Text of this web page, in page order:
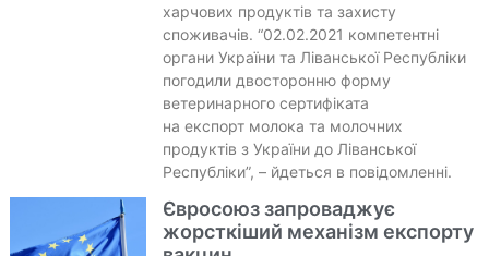
харчових продуктів та захисту
споживачів. “02.02.2021 компетентні
органи України та Ліванської Республіки
погодили двосторонню форму
ветеринарного сертифіката
на експорт молока та молочних
продуктів з України до Ліванської
Республіки”, – йдеться в повідомленні.
Євросоюз запроваджує
жорсткіший механізм експорту